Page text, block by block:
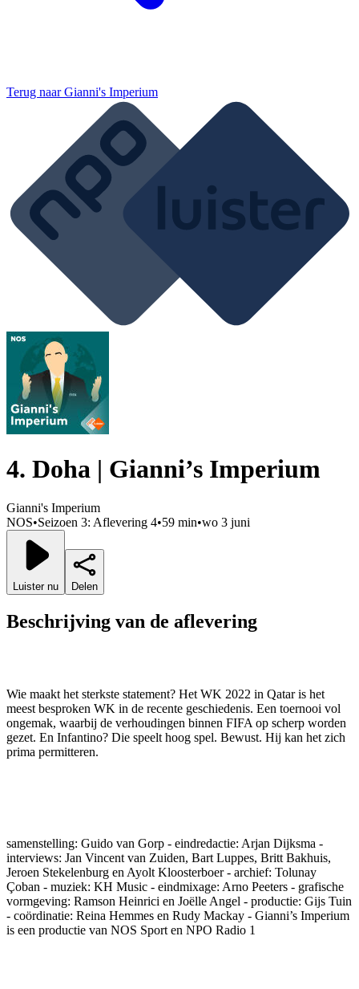
Terug naarGianni's Imperium
4. Doha | Gianni’s Imperium
Gianni's Imperium
NOS•Seizoen 3: Aflevering 4•59 min•wo 3 juni
Luister nu Delen
Beschrijving van de aflevering
Wie maakt het sterkste statement? Het WK 2022 in Qatar is het
meest besproken WK in de recente geschiedenis. Een toernooi vol
ongemak, waarbij de verhoudingen binnen FIFA op scherp worden
gezet. En Infantino? Die speelt hoog spel. Bewust. Hij kan het zich
prima permitteren.
samenstelling: Guido van Gorp - eindredactie: Arjan Dijksma -
interviews: Jan Vincent van Zuiden, Bart Luppes, Britt Bakhuis,
Jeroen Stekelenburg en Ayolt Kloosterboer - archief: Tolunay
Çoban - muziek: KH Music - eindmixage: Arno Peeters - grafische
vormgeving: Ramson Heinrici en Joëlle Angel - productie: Gijs Tuin
- coördinatie: Reina Hemmes en Rudy Mackay - Gianni’s Imperium
is een productie van NOS Sport en NPO Radio 1